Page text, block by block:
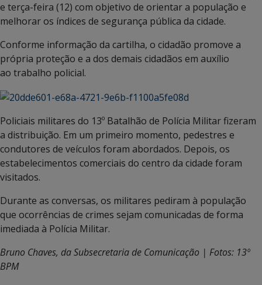
e terça-feira (12) com objetivo de orientar a população e
melhorar os índices de segurança pública da cidade.
Conforme informação da cartilha, o cidadão promove a
própria proteção e a dos demais cidadãos em auxílio
ao trabalho policial.
Policiais militares do 13º Batalhão de Polícia Militar fizeram
a distribuição. Em um primeiro momento, pedestres e
condutores de veículos foram abordados. Depois, os
estabelecimentos comerciais do centro da cidade foram
visitados.
Durante as conversas, os militares pediram à população
que ocorrências de crimes sejam comunicadas de forma
imediada à Polícia Militar.
Bruno Chaves, da Subsecretaria de Comunicação | Fotos: 13º
BPM